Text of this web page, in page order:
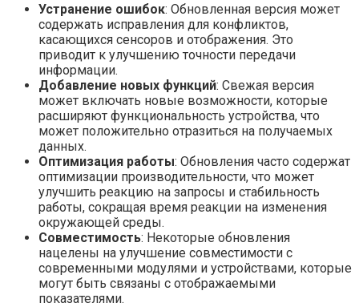
Устранение ошибок: Обновленная версия может
содержать исправления для конфликтов,
касающихся сенсоров и отображения. Это
приводит к улучшению точности передачи
информации.
Добавление новых функций: Свежая версия
может включать новые возможности, которые
расширяют функциональность устройства, что
может положительно отразиться на получаемых
данных.
Оптимизация работы: Обновления часто содержат
оптимизации производительности, что может
улучшить реакцию на запросы и стабильность
работы, сокращая время реакции на изменения
окружающей среды.
Совместимость: Некоторые обновления
нацелены на улучшение совместимости с
современными модулями и устройствами, которые
могут быть связаны с отображаемыми
показателями.